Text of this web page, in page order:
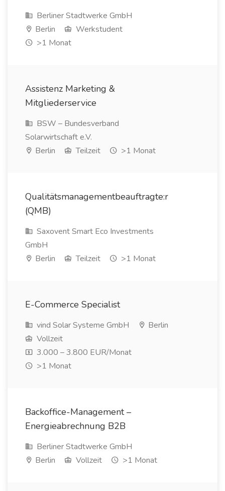
Berliner Stadtwerke GmbH
Berlin
Werkstudent
>1 Monat
Assistenz Marketing &
Mitgliederservice
BSW – Bundesverband
Solarwirtschaft e.V.
Berlin
Teilzeit >1 Monat
Qualitätsmanagementbeauftragte:r
(QMB)
Saxovent Smart Eco Investments
GmbH
Berlin
Teilzeit >1 Monat
E-Commerce Specialist
vind Solar Systeme GmbH
Berlin
Vollzeit
3.000 – 3.800 EUR/Monat
>1 Monat
Backoffice-Management –
Energieabrechnung B2B
Berliner Stadtwerke GmbH
Berlin
Vollzeit >1 Monat